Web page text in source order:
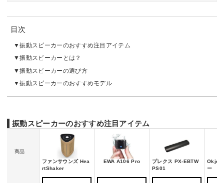
目次
振動スピーカーのおすすめ注目アイテム
振動スピーカーとは？
振動スピーカーの選び方
振動スピーカーのおすすめモデル
振動スピーカーのおすすめ注目アイテム
商品
ファンサウンズ Hea
rtShaker
EWA A106 Pro
プレクス PX-EBTW
PS01
Okjew
ー